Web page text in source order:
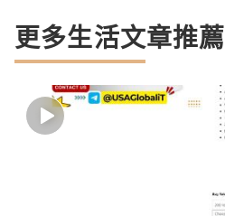
更多生活文章推薦